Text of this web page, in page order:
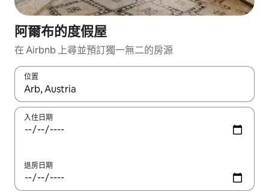
阿爾布的度假屋
在 Airbnb 上尋並預訂獨一無二的房源
位置
如有搜尋結果，瀏覽內容時請使用上下箭頭，或輕點、滑動裝置。
入住日期
退房日期